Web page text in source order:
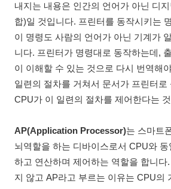
내지는 내용은 인간의 언어가 아닌 디
합)일 것입니다. 프린터를 동작시키는
이 명령도 사람의 언어가 아닌 기계가
니다. 프린터가 명령대로 동작하는데,
이 이해할 수 있는 것으로 다시 번역해
일련의 절차를 거쳐서 문서가 프린터로
CPU가 이 일련의 절차를 제어한다는
AP(Application Processor)는 스마트
뇌역할을 하는 디바이스로서 CPU와
하고 연산하며 제어하는 역할을 합니다
지 않고 AP라고 부르는 이유는 CPU의